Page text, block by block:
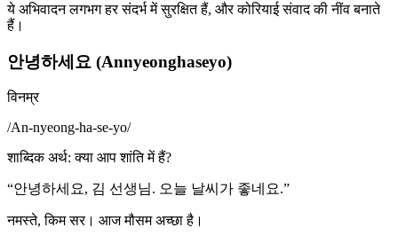
ये अभिवादन लगभग हर संदर्भ में सुरक्षित हैं, और कोरियाई संवाद की नींव बनाते
हैं।
안녕하세요 (Annyeonghaseyo)
विनम्र
/An-nyeong-ha-se-yo/
शाब्दिक अर्थ: क्या आप शांति में हैं?
“안녕하세요, 김 선생님. 오늘 날씨가 좋네요.”
नमस्ते, किम सर। आज मौसम अच्छा है।